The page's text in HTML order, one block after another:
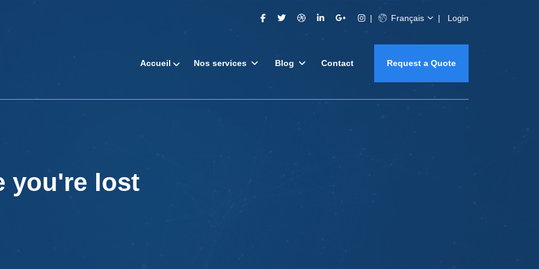
Français Login
Accueil Nos services Blog Contact Request a Quote
you're lost